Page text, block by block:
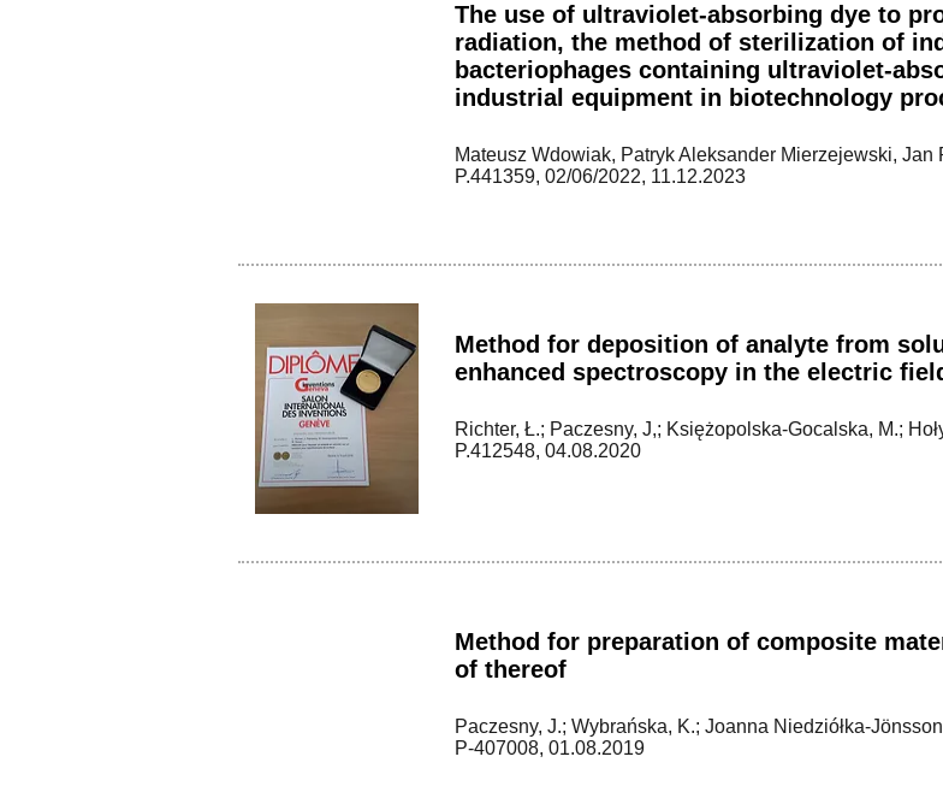
The use of ultraviolet-absorbing dye to
radiation, the method of sterilization of
bacteriophages containing ultraviolet-
industrial equipment in biotechnology
Mateusz Wdowiak, Patryk Aleksander Mierzejewski, Jan
P.441359, 02/06/2022, 11.12.2023
Method for deposition of analyte from
enhanced spectroscopy in the electric
Richter, Ł.; Paczesny, J,; Księżopolska-Gocalska, M.;
P.412548, 04.08.2020
Method for preparation of composite
of thereof
Paczesny, J.; Wybrańska, K.; Joanna Niedziółka-
P-407008, 01.08.2019